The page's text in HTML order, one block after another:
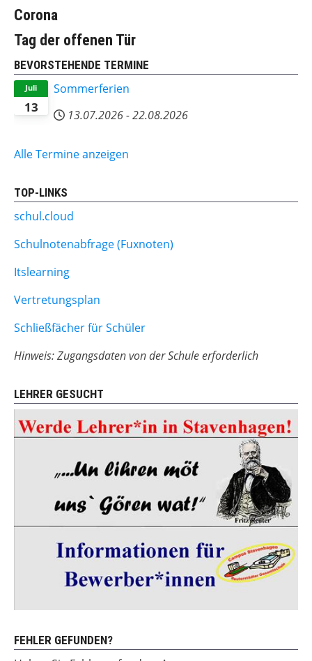
Corona
Tag der offenen Tür
BEVORSTEHENDE TERMINE
13
Juli
Sommerferien
13.07.2026-22.08.2026
Alle Termine anzeigen
TOP-LINKS
schul.cloud
Schulnotenabfrage (Fuxnoten)
Itslearning
Vertretungsplan
Schließfächer für Schüler
Hinweis: Zugangsdaten von der Schule erforderlich
LEHRER GESUCHT
FEHLER GEFUNDEN?